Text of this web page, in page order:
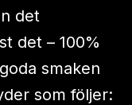
det
det – 100%
smaken
som följer: